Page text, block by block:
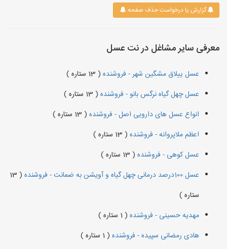
گزارش یا درخواست حذف صفحه
معرفی سایر مشاغل در نت عسل
عسل ییلاق مشگین شهر - فروشنده ( 13 ستاره )
عسل چهل گیاه نرگس بانو - فروشنده ( 13 ستاره )
انواع عسل های دارویی اصل - فروشنده ( 13 ستاره )
اعظم ملاپروانه - فروشنده ( 13 ستاره )
عسل کوهی - فروشنده ( 13 ستاره )
عسل 100درصد درمانی چهل گیاه و آویشن به ضمانت - فروشنده
( 13
ستاره )
مهدیه حسینی - فروشنده ( 1 ستاره )
هادی رمضانی سپیده - فروشنده ( 1 ستاره )